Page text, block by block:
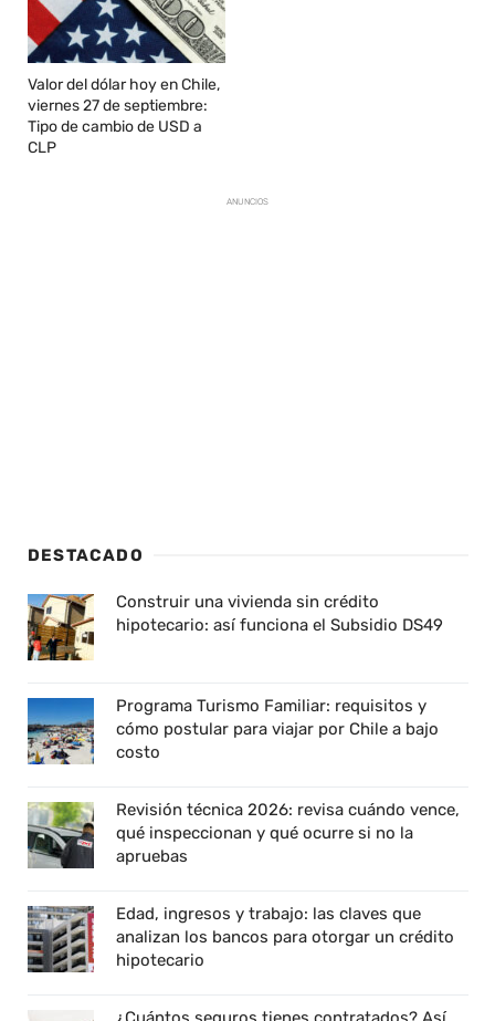
Valor del dólar hoy en Chile,
viernes 27 de septiembre:
Tipo de cambio de USD a
CLP
ANUNCIOS
DESTACADO
Construir una vivienda sin crédito
hipotecario: así funciona el Subsidio DS49
Programa Turismo Familiar: requisitos y
cómo postular para viajar por Chile a bajo
costo
Revisión técnica 2026: revisa cuándo vence,
qué inspeccionan y qué ocurre si no la
apruebas
Edad, ingresos y trabajo: las claves que
analizan los bancos para otorgar un crédito
hipotecario